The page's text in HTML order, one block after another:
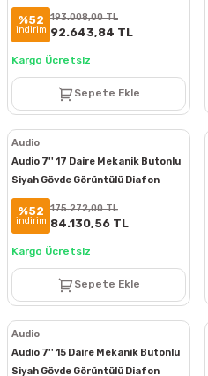
Paketi
%52
indirim
193.008,00 TL
92.643,84 TL
Kargo Ücretsiz
Sepete Ekle
Audio
Audio 7'' 17 Daire Mekanik Butonlu
Siyah Gövde Görüntülü Diafon
Paketi
%52
indirim
175.272,00 TL
84.130,56 TL
Kargo Ücretsiz
Sepete Ekle
Audio
Audio 7'' 15 Daire Mekanik Butonlu
Siyah Gövde Görüntülü Diafon